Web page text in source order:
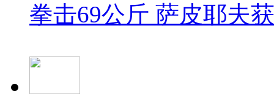
拳击69公斤 萨皮耶夫